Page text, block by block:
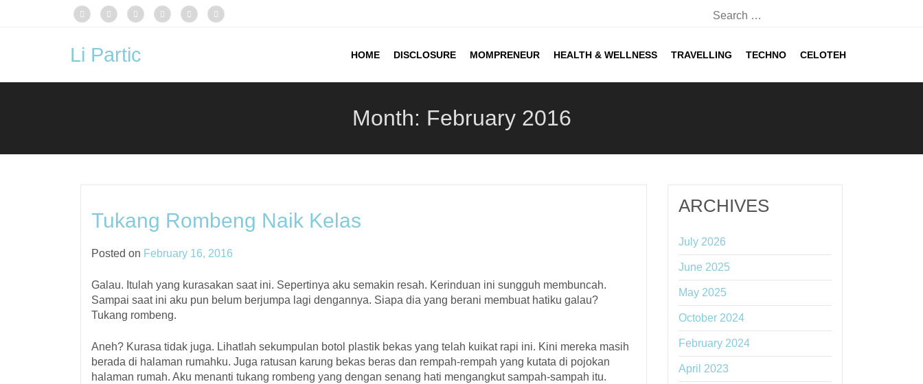
Search
Li Partic HOME DISCLOSURE MOMPRENEUR HEALTH & WELLNESS TRAVELLING TECHNO CELOTEH
Month: February 2016
Tukang Rombeng Naik Kelas
Posted on February 16, 2016
Galau. Itulah yang kurasakan saat ini. Sepertinya aku semakin resah. Kerinduan ini sungguh membuncah.
Sampai saat ini aku pun belum berjumpa lagi dengannya. Siapa dia yang berani membuat hatiku galau?
Tukang rombeng.
Aneh? Kurasa tidak juga. Lihatlah sekumpulan botol plastik bekas yang telah kuikat rapi ini. Kini mereka masih
berada di halaman rumahku. Juga ratusan karung bekas beras dan rempah-rempah yang kutata di pojokan
halaman rumah. Aku menanti tukang rombeng yang dengan senang hati mengangkut sampah-sampah itu.
ARCHIVES
July 2026
June 2025
May 2025
October 2024
February 2024
April 2023